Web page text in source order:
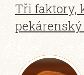
Tři faktory,